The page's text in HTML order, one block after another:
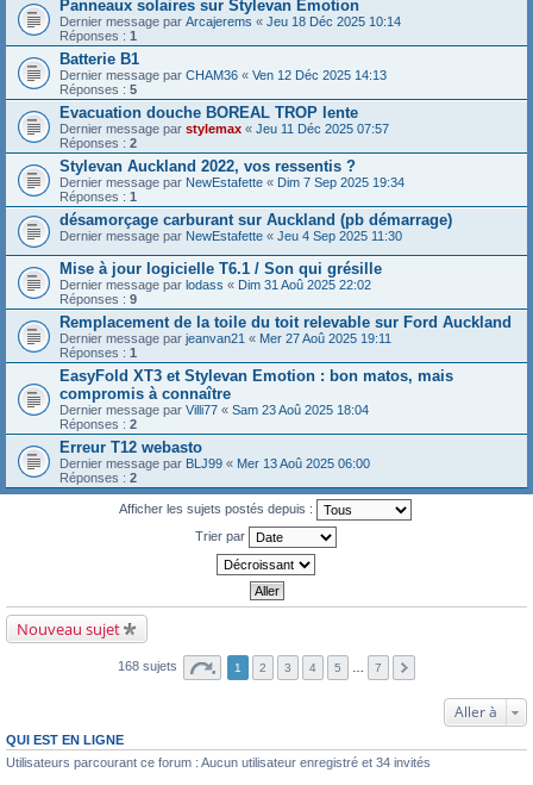
Panneaux solaires sur Stylevan Emotion
Dernier message par Arcajerems « Jeu 18 Déc 2025 10:14
Réponses : 1
Batterie B1
Dernier message par CHAM36 « Ven 12 Déc 2025 14:13
Réponses : 5
Evacuation douche BOREAL TROP lente
Dernier message par stylemax « Jeu 11 Déc 2025 07:57
Réponses : 2
Stylevan Auckland 2022, vos ressentis ?
Dernier message par NewEstafette « Dim 7 Sep 2025 19:34
Réponses : 1
désamorçage carburant sur Auckland (pb démarrage)
Dernier message par NewEstafette « Jeu 4 Sep 2025 11:30
Mise à jour logicielle T6.1 / Son qui grésille
Dernier message par lodass « Dim 31 Aoû 2025 22:02
Réponses : 9
Remplacement de la toile du toit relevable sur Ford Auckland
Dernier message par jeanvan21 « Mer 27 Aoû 2025 19:11
Réponses : 1
EasyFold XT3 et Stylevan Emotion : bon matos, mais
compromis à connaître
Dernier message par Villi77 « Sam 23 Aoû 2025 18:04
Réponses : 2
Erreur T12 webasto
Dernier message par BLJ99 « Mer 13 Aoû 2025 06:00
Réponses : 2
Afficher les sujets postés depuis :
Trier par
Nouveau sujet
168 sujets 1 2 3 4 5 7
Aller à
QUI EST EN LIGNE
Utilisateurs parcourant ce forum : Aucun utilisateur enregistré et 34 invités